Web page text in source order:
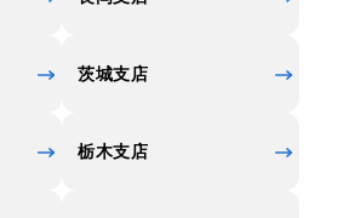
茨城支店
栃木支店